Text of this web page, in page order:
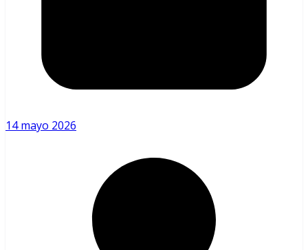
14 mayo 2026